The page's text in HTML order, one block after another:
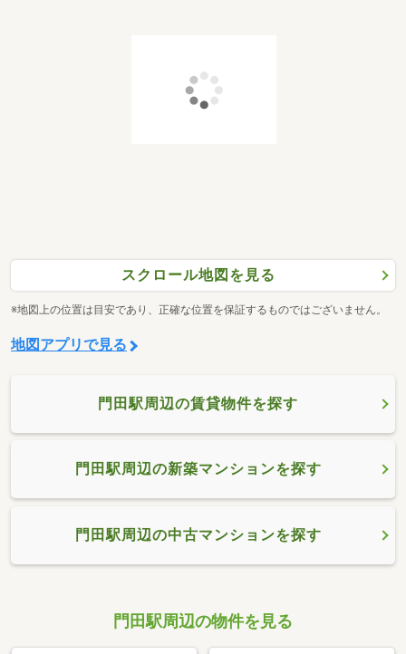
スクロール地図を見る
※地図上の位置は目安であり、正確な位置を保証するものではございません。
地図アプリで見る
門田駅周辺の賃貸物件を探す
門田駅周辺の新築マンションを探す
門田駅周辺の中古マンションを探す
門田駅周辺の物件を見る